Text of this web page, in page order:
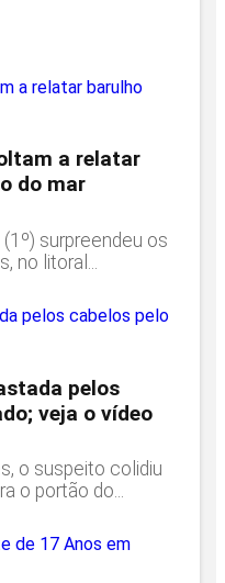
a relatar
do mar
surpreendeu os
no litoral...
pelos
veja o vídeo
o suspeito colidiu
o portão do...